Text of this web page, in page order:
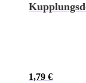
1,79 €